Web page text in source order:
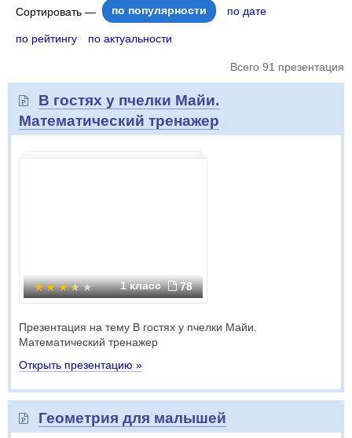
Сортировать — по популярности по дате
по рейтингу по актуальности
Всего 91 презентация
В гостях у пчелки Майи.
Математический тренажер
1 класс 78
Презентация на тему В гостях у пчелки Майи.
Математический тренажер
Открыть презентацию »
Геометрия для малышей